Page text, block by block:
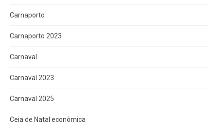
Carnaporto
Carnaporto 2023
Carnaval
Carnaval 2023
Carnaval 2025
Ceia de Natal econômica